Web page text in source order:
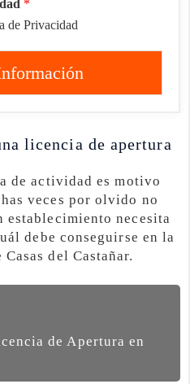
*
de Privacidad
licencia de apertura
de actividad es motivo
veces por olvido no
establecimiento necesita
debe conseguirse en la
del Castañar.
de Apertura en